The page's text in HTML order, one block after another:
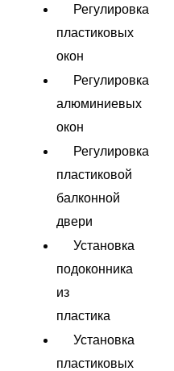
Регулировка
пластиковых
окон
Регулировка
алюминиевых
окон
Регулировка
пластиковой
балконной
двери
Установка
подоконника
из
пластика
Установка
пластиковых